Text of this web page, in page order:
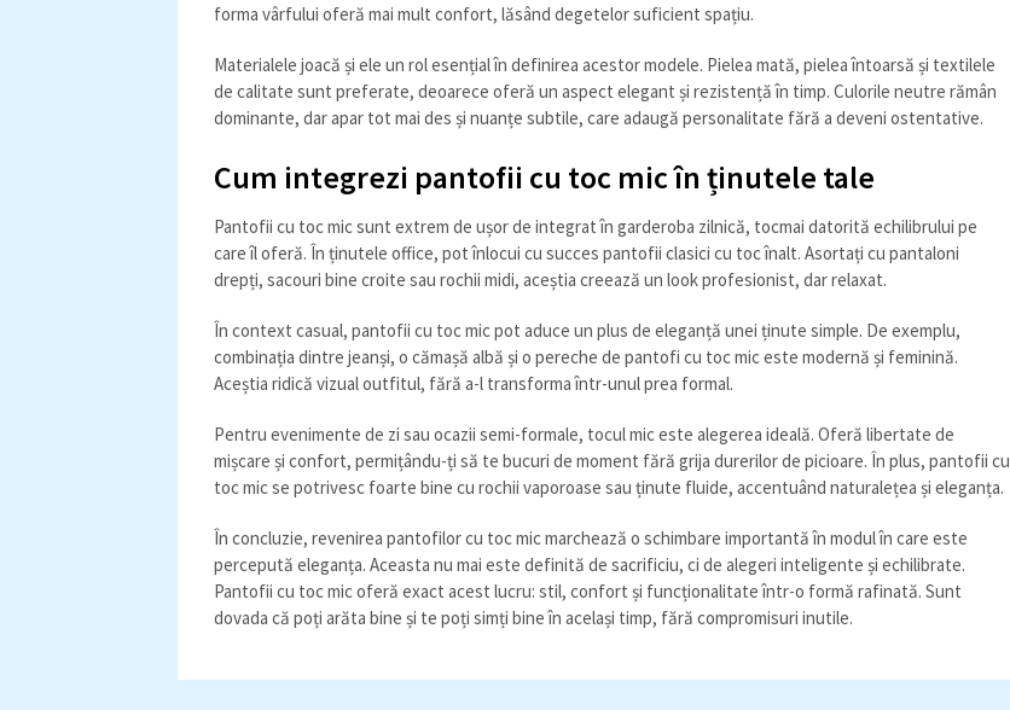
forma vârfului oferă mai mult confort, lăsând degetelor suficient spațiu.
Materialele joacă și ele un rol esențial în definirea acestor modele. Pielea mată, pielea întoarsă și textilele
de calitate sunt preferate, deoarece oferă un aspect elegant și rezistență în timp. Culorile neutre rămân
dominante, dar apar tot mai des și nuanțe subtile, care adaugă personalitate fără a deveni ostentative.
Cum integrezi pantofii cu toc mic în ținutele tale
Pantofii cu toc mic sunt extrem de ușor de integrat în garderoba zilnică, tocmai datorită echilibrului pe
care îl oferă. În ținutele office, pot înlocui cu succes pantofii clasici cu toc înalt. Asortați cu pantaloni
drepți, sacouri bine croite sau rochii midi, aceștia creează un look profesionist, dar relaxat.
În context casual, pantofii cu toc mic pot aduce un plus de eleganță unei ținute simple. De exemplu,
combinația dintre jeanși, o cămașă albă și o pereche de pantofi cu toc mic este modernă și feminină.
Aceștia ridică vizual outfitul, fără a-l transforma într-unul prea formal.
Pentru evenimente de zi sau ocazii semi-formale, tocul mic este alegerea ideală. Oferă libertate de
mișcare și confort, permițându-ți să te bucuri de moment fără grija durerilor de picioare. În plus, pantofii cu
toc mic se potrivesc foarte bine cu rochii vaporoase sau ținute fluide, accentuând naturalețea și eleganța.
În concluzie, revenirea pantofilor cu toc mic marchează o schimbare importantă în modul în care este
percepută eleganța. Aceasta nu mai este definită de sacrificiu, ci de alegeri inteligente și echilibrate.
Pantofii cu toc mic oferă exact acest lucru: stil, confort și funcționalitate într-o formă rafinată. Sunt
dovada că poți arăta bine și te poți simți bine în același timp, fără compromisuri inutile.